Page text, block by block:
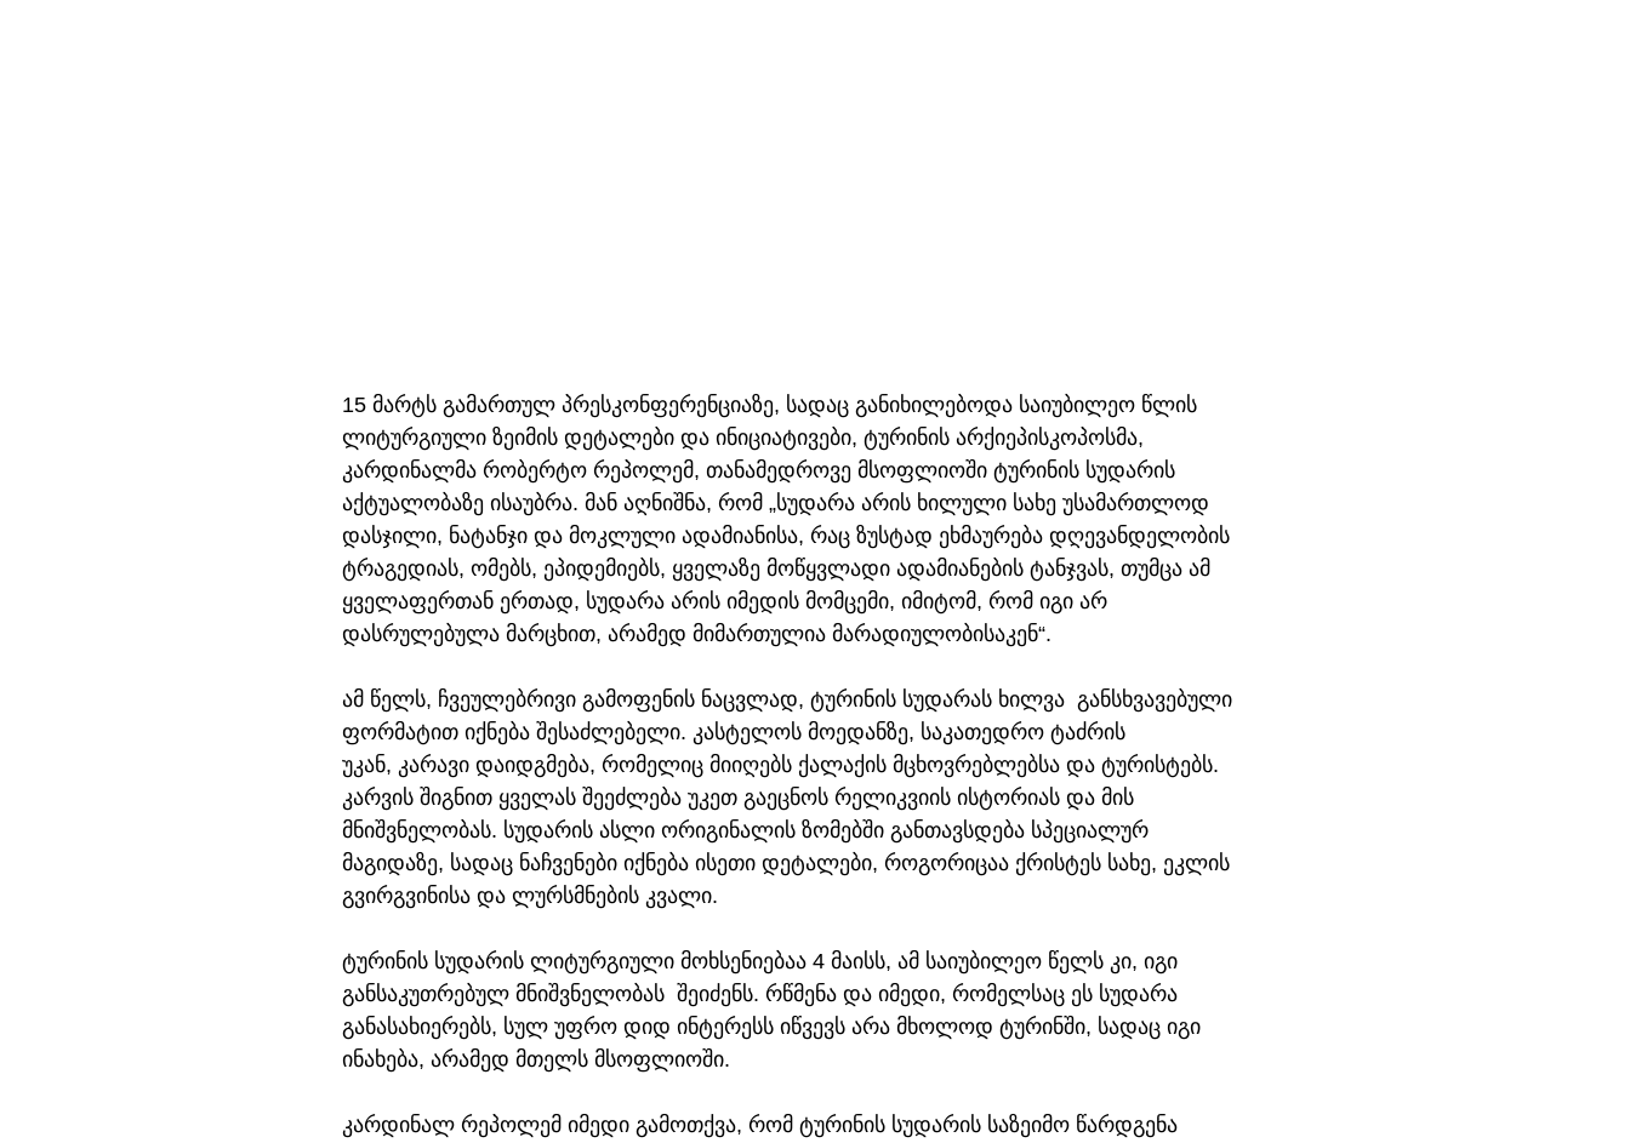
15 მარტს გამართულ პრესკონფერენციაზე, სადაც განიხილებოდა საიუბილეო წლის
ლიტურგიული ზეიმის დეტალები და ინიციატივები, ტურინის არქიეპისკოპოსმა,
კარდინალმა რობერტო რეპოლემ, თანამედროვე მსოფლიოში ტურინის სუდარის
აქტუალობაზე ისაუბრა. მან აღნიშნა, რომ „სუდარა არის ხილული სახე უსამართლოდ
დასჯილი, ნატანჯი და მოკლული ადამიანისა, რაც ზუსტად ეხმაურება დღევანდელობის
ტრაგედიას, ომებს, ეპიდემიებს, ყველაზე მოწყვლადი ადამიანების ტანჯვას, თუმცა ამ
ყველაფერთან ერთად, სუდარა არის იმედის მომცემი, იმიტომ, რომ იგი არ
დასრულებულა მარცხით, არამედ მიმართულია მარადიულობისაკენ“.
ამ წელს, ჩვეულებრივი გამოფენის ნაცვლად, ტურინის სუდარას ხილვა  განსხვავებული
ფორმატით იქნება შესაძლებელი. კასტელოს მოედანზე, საკათედრო ტაძრის
უკან, კარავი დაიდგმება, რომელიც მიიღებს ქალაქის მცხოვრებლებსა და ტურისტებს.
კარვის შიგნით ყველას შეეძლება უკეთ გაეცნოს რელიკვიის ისტორიას და მის
მნიშვნელობას. სუდარის ასლი ორიგინალის ზომებში განთავსდება სპეციალურ
მაგიდაზე, სადაც ნაჩვენები იქნება ისეთი დეტალები, როგორიცაა ქრისტეს სახე, ეკლის
გვირგვინისა და ლურსმნების კვალი.
ტურინის სუდარის ლიტურგიული მოხსენიებაა 4 მაისს, ამ საიუბილეო წელს კი, იგი
განსაკუთრებულ მნიშვნელობას  შეიძენს. რწმენა და იმედი, რომელსაც ეს სუდარა
განასახიერებს, სულ უფრო დიდ ინტერესს იწვევს არა მხოლოდ ტურინში, სადაც იგი
ინახება, არამედ მთელს მსოფლიოში.
კარდინალ რეპოლემ იმედი გამოთქვა, რომ ტურინის სუდარის საზეიმო წარდგენა